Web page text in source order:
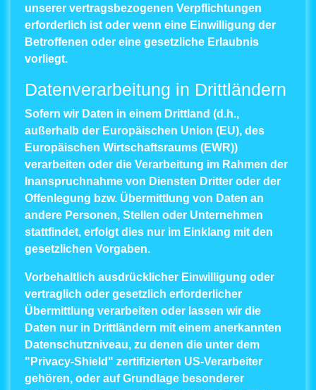
unserer vertragsbezogenen Verpflichtungen
erforderlich ist oder wenn eine Einwilligung der
Betroffenen oder eine gesetzliche Erlaubnis
vorliegt.
Datenverarbeitung in Drittländern
Sofern wir Daten in einem Drittland (d.h.,
außerhalb der Europäischen Union (EU), des
Europäischen Wirtschaftsraums (EWR))
verarbeiten oder die Verarbeitung im Rahmen der
Inanspruchnahme von Diensten Dritter oder der
Offenlegung bzw. Übermittlung von Daten an
andere Personen, Stellen oder Unternehmen
stattfindet, erfolgt dies nur im Einklang mit den
gesetzlichen Vorgaben.
Vorbehaltlich ausdrücklicher Einwilligung oder
vertraglich oder gesetzlich erforderlicher
Übermittlung verarbeiten oder lassen wir die
Daten nur in Drittländern mit einem anerkannten
Datenschutzniveau, zu denen die unter dem
"Privacy-Shield" zertifizierten US-Verarbeiter
gehören, oder auf Grundlage besonderer